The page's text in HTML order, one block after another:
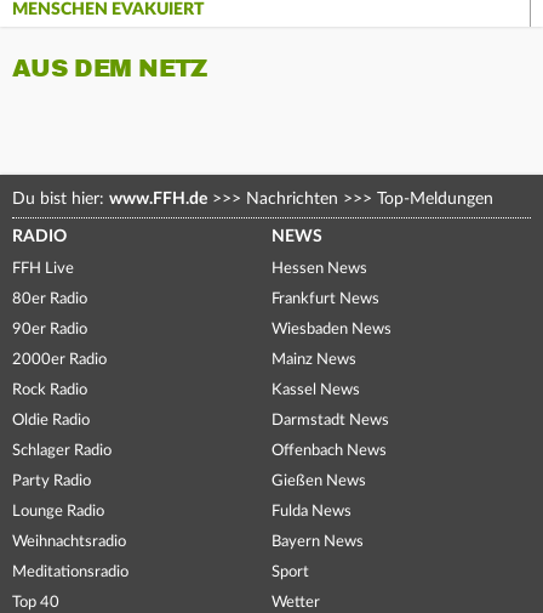
MENSCHEN EVAKUIERT
AUS DEM NETZ
Du bist hier: www.FFH.de >>> Nachrichten >>> Top-Meldungen
RADIO
FFH Live
80er Radio
90er Radio
2000er Radio
Rock Radio
Oldie Radio
Schlager Radio
Party Radio
Lounge Radio
Weihnachtsradio
Meditationsradio
Top 40
NEWS
Hessen News
Frankfurt News
Wiesbaden News
Mainz News
Kassel News
Darmstadt News
Offenbach News
Gießen News
Fulda News
Bayern News
Sport
Wetter